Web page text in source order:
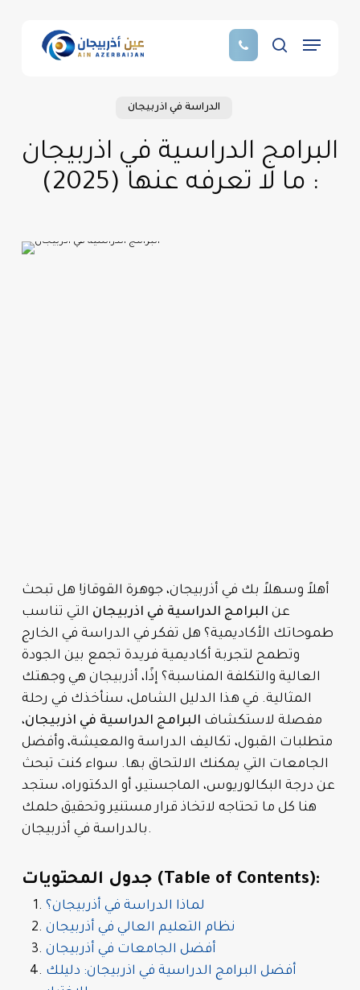
search
Menu
الدراسة في اذربيجان
البرامج الدراسية في اذربيجان
: ما لا تعرفه عنها (2025)
أهلاً وسهلاً بك في أذربيجان، جوهرة القوقاز! هل تبحث
عن البرامج الدراسية في اذربيجان التي تناسب
طموحاتك الأكاديمية؟ هل تفكر في الدراسة في الخارج
وتطمح لتجربة أكاديمية فريدة تجمع بين الجودة
العالية والتكلفة المناسبة؟ إذًا، أذربيجان هي وجهتك
المثالية. في هذا الدليل الشامل، سنأخذك في رحلة
مفصلة لاستكشاف البرامج الدراسية في اذربيجان،
متطلبات القبول، تكاليف الدراسة والمعيشة، وأفضل
الجامعات التي يمكنك الالتحاق بها. سواء كنت تبحث
عن درجة البكالوريوس، الماجستير، أو الدكتوراه، ستجد
هنا كل ما تحتاجه لاتخاذ قرار مستنير وتحقيق حلمك
بالدراسة في أذربيجان.
جدول المحتويات (Table of Contents):
لماذا الدراسة في أذربيجان؟
نظام التعليم العالي في أذربيجان
أفضل الجامعات في أذربيجان
أفضل البرامج الدراسية في اذربيجان: دليلك